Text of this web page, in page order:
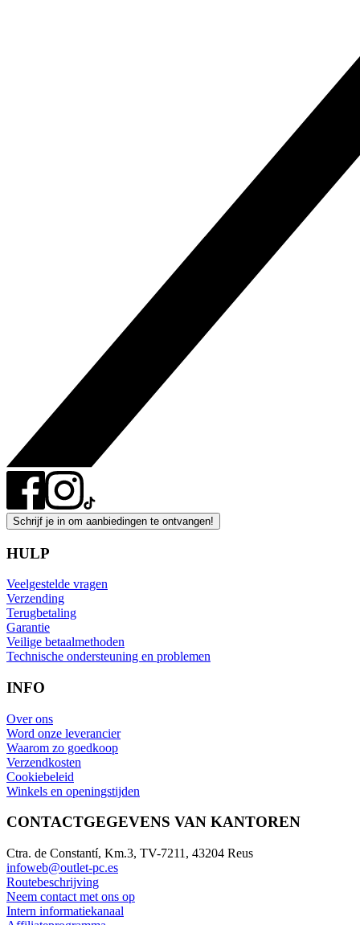
Schrijf je in om aanbiedingen te ontvangen!
HULP
Veelgestelde vragen
Verzending
Terugbetaling
Garantie
Veilige betaalmethoden
Technische ondersteuning en problemen
INFO
Over ons
Word onze leverancier
Waarom zo goedkoop
Verzendkosten
Cookiebeleid
Winkels en openingstijden
CONTACTGEGEVENS VAN KANTOREN
Ctra. de Constantí, Km.3, TV-7211, 43204 Reus
infoweb@outlet-pc.es
Routebeschrijving
Neem contact met ons op
Intern informatiekanaal